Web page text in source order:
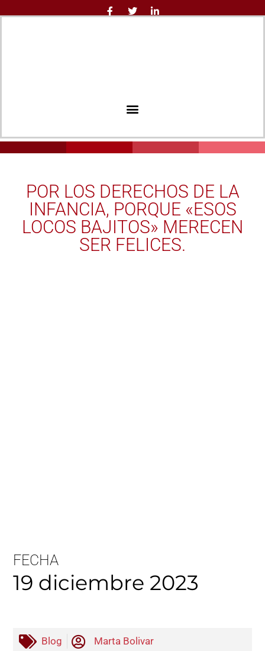
POR LOS DERECHOS DE LA
INFANCIA, PORQUE «ESOS
LOCOS BAJITOS» MERECEN
SER FELICES.
FECHA
19 diciembre 2023
Blog Marta Bolivar